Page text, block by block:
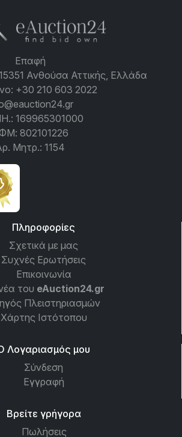
Επαφή
Ανθούσα Αττικής, Ελλάδα
+30 210 603 2022
169965301000
802101226
Μητρ.: 1154
Πληροφορίες
Σχετικά με μας
Συχνές Ερωτήσεις
Επικοινωνία
του eAuction24.gr
Πλειστηριασμών
Χάρτης Ιστότοπου
Λογαριασμός μου
Σύνδεση
Εγγραφή
Βρείτε γρήγορα
Πωλήσεις